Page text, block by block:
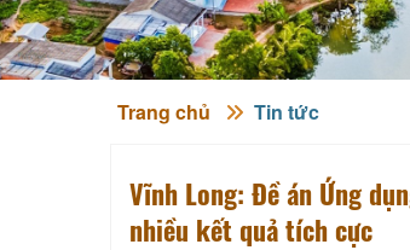
Trang chủ Tin tức
Vĩnh Long: Đề án Ứng
nhiều kết quả tích cực